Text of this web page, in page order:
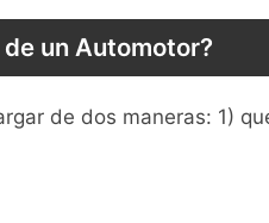
un Automotor?
de dos maneras: 1)